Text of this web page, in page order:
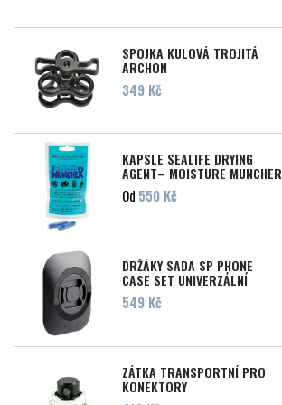
SPOJKA KULOVÁ TROJITÁ
ARCHON
Cena
349 Kč
KAPSLE SEALIFE DRYING
AGENT– MOISTURE MUNCHER
Od Cena
550 Kč
DRŽÁKY SADA SP PHONE
CASE SET UNIVERZÁLNÍ
Cena
549 Kč
ZÁTKA TRANSPORTNÍ PRO
KONEKTORY